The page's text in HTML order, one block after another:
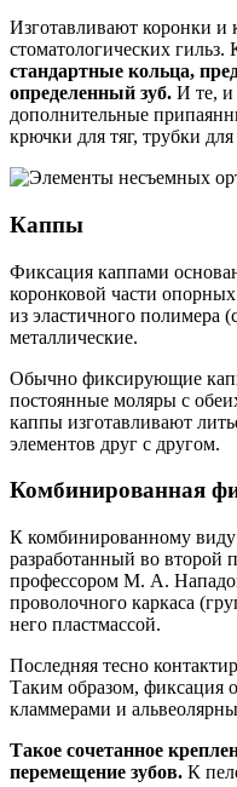
Изготавливают коронки и
стоматологических гильз.
стандартные кольца,
определенный зуб. И те, и
дополнительные
крючки для тяг, трубки
Каппы
Фиксация каппами
коронковой части
из эластичного полимера
металлические.
Обычно фиксирующие
постоянные моляры с
каппы изготавливают
элементов друг с другом.
Комбинированная
К комбинированному виду
разработанный во второй
профессором М. А.
проволочного каркаса
него пластмассой.
Последняя тесно
Таким образом, фиксация
кламмерами и
Такое сочетанное
перемещение зубов. К